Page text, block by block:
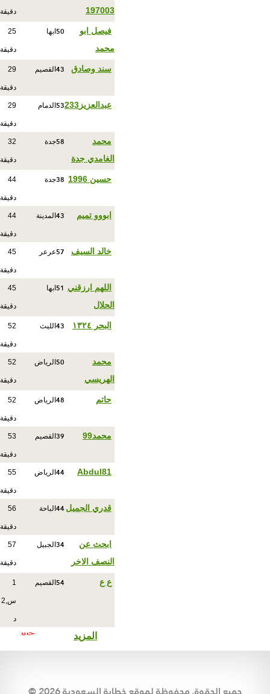
197003
دقيقة
فيصل ابو
محمد
50 ابها 25
دقيقة
سند وصادق 43 القصيم 29
دقيقة
عبدالعزيز233 53 الدمام 29
دقيقة
محمد
الغامدي جدة
58جدة 32
دقيقة
حسين 1996 38جدة 44
دقيقة
ابووو تميم 43 المدينة 44
دقيقة
خالد السيف 57عرعر 45
دقيقة
اللهم ارزقني
الحلال
51 ابها 45
دقيقة
البحر ١٣٢٤ 43 الليث 52
دقيقة
محمد
الهريسي
50 الرياض 52
دقيقة
حاتم 48 الرياض 52
دقيقة
محمد99 39 القصيم 53
دقيقة
Abdul81
44 الرياض 55
دقيقة
قدري الجميل44 الباحة 56
دقيقة
ابحث عن
النصف الاخر
34 الجبيل 57
دقيقة
ع ع 54 القصيم 1
س,2
د
المزيد